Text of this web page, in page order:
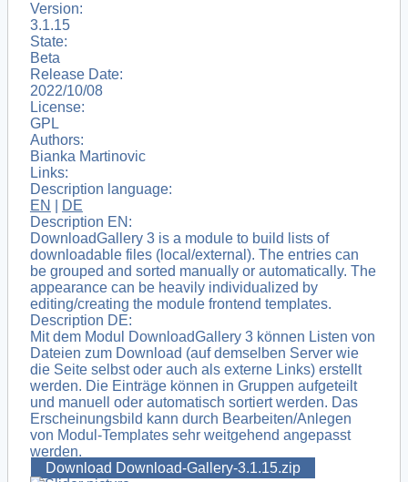
Version:
3.1.15
State:
Beta
Release Date:
2022/10/08
License:
GPL
Authors:
Bianka Martinovic
Links:
Description language:
EN
DE
Description EN:
DownloadGallery 3 is a module to build lists of
downloadable files (local/external). The entries can
be grouped and sorted manually or automatically. The
appearance can be heavily individualized by
editing/creating the module frontend templates.
Description DE:
Mit dem Modul DownloadGallery 3 können Listen von
Dateien zum Download (auf demselben Server wie
die Seite selbst oder auch als externe Links) erstellt
werden. Die Einträge können in Gruppen aufgeteilt
und manuell oder automatisch sortiert werden. Das
Erscheinungsbild kann durch Bearbeiten/Anlegen
von Modul-Templates sehr weitgehend angepasst
werden.
Download Download-Gallery-3.1.15.zip